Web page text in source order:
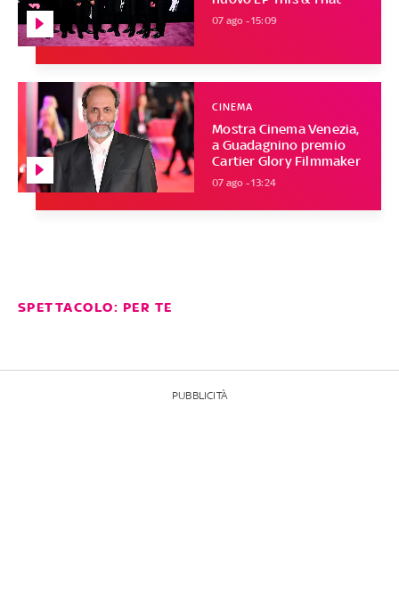
07 ago - 15:09
Mostra Cinema Venezia,
a Guadagnino premio
Cartier Glory Filmmaker
CINEMA
07 ago - 13:24
SPETTACOLO: PER TE
PUBBLICITÀ